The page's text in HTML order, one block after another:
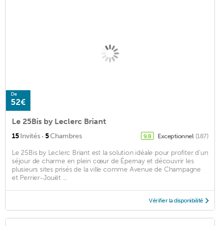
De
52€
Le 25Bis by Leclerc Briant
15Invités · 5Chambres 9,8 Exceptionnel (187)
Le 25Bis by Leclerc Briant est la solution idéale pour profiter d'un
séjour de charme en plein cœur de Épernay et découvrir les
plusieurs sites prisés de la ville comme Avenue de Champagne
et Perrier-Jouët ...
Vérifier la disponibilité